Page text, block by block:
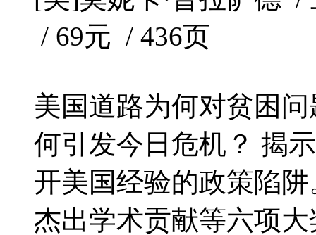
/ 69元 / 436页
美国道路为何对贫困
何引发今日危机？ 揭
开美国经验的政策陷
杰出学术贡献等六项